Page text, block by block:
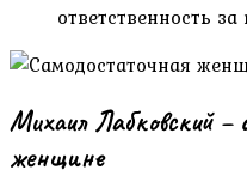
ответственность
Михаил Лабковский –
женщине